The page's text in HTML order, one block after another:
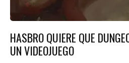
HASBRO QUIERE QUE
UN VIDEOJUEGO